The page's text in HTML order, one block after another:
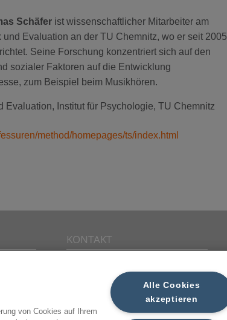
Schäfer ist wissenschaftlicher Mitarbeiter am
und Evaluation an der TU Chemnitz, wo er seit 2005
Seine Forschung konzentriert sich auf den
sozialer Faktoren auf die Entwicklung
zum Beispiel beim Musikhören.
Evaluation, Institut für Psychologie, TU Chemnitz
method/homepages/ts/index.html
KONTAKT
Schreiben Sie uns
von Cookies auf Ihrem
Alle Cookies
akzeptieren